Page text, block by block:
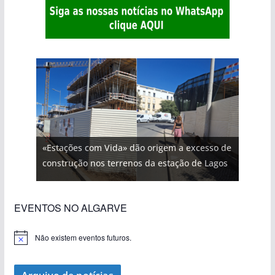
«Estações com Vida» dão origem a excesso de
construção nos terrenos da estação de Lagos
EVENTOS NO ALGARVE
Não existem eventos futuros.